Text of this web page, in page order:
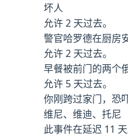
坏人
允许 2 天过去。
警官哈罗德在厨房
允许 2 天过去。
早餐被前门的两个
允许 5 天过去。
你刚跨过家门，恐
维尼、维迪、托尼
此事件在延迟 11 天